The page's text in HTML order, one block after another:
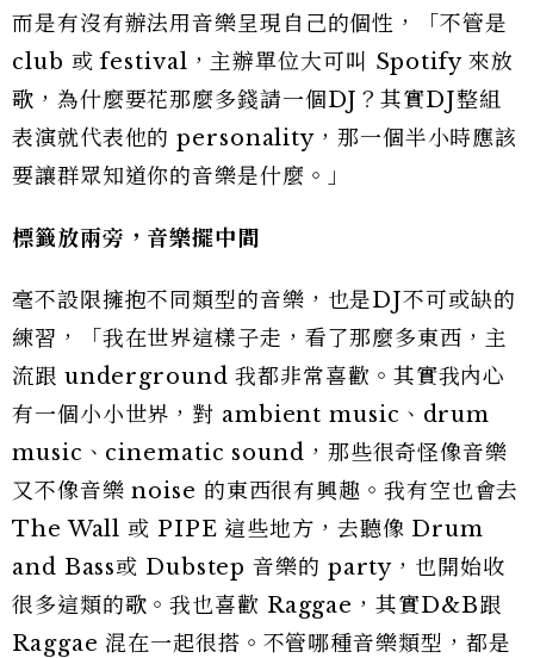
而是有沒有辦法用音樂呈現自己的個性，「不管是
club 或 festival，主辦單位大可叫 Spotify 來放
歌，為什麼要花那麼多錢請一個DJ？其實DJ整組
表演就代表他的 personality，那一個半小時應該
要讓群眾知道你的音樂是什麼。」
標籤放兩旁，音樂擺中間
毫不設限擁抱不同類型的音樂，也是DJ不可或缺的
練習，「我在世界這樣子走，看了那麼多東西，主
流跟 underground 我都非常喜歡。其實我內心
有一個小小世界，對 ambient music、drum
music、cinematic sound，那些很奇怪像音樂
又不像音樂 noise 的東西很有興趣。我有空也會去
The Wall 或 PIPE 這些地方，去聽像 Drum
and Bass或 Dubstep 音樂的 party，也開始收
很多這類的歌。我也喜歡 Raggae，其實D&B跟
Raggae 混在一起很搭。不管哪種音樂類型，都是